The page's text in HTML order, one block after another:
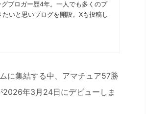
ブロガー歴4年。一人でも多くのプ
いと思いブログを開設。Xも投稿し
に集結する中、アマチュア57勝
2026年3月24日にデビューしま